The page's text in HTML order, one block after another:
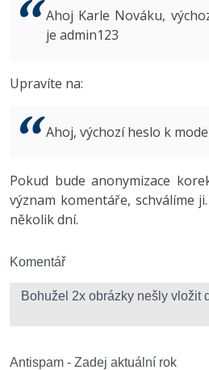
ASP.NET MVC
Best practices
MS-SQL
3D grafik
Copywriter
WordPress specialista
VB.NET
Algoritmy -41%
Umělá inteligence (AI) -
Fórum
Copywriting
Windows
Kybernetická
Inkscape
Fórum
Ahoj Karle Nováku,
je admin123
Upravíte na:
Ahoj, výchozí heslo k
Pokud bude anonymizace
význam komentáře, schválíme
několik dní.
Komentář
Antispam - Zadej aktuální rok